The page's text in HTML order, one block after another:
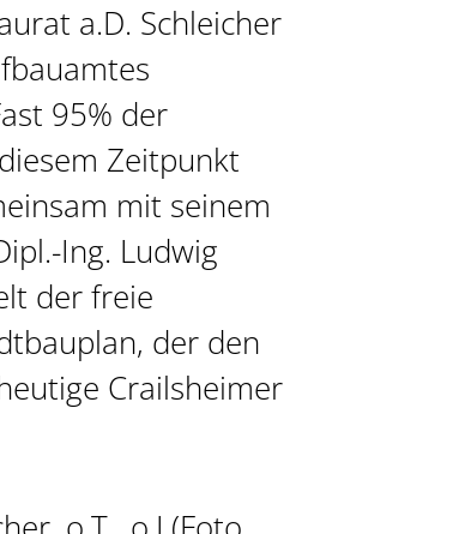
a.D. Schleicher
95% der
Zeitpunkt
mit seinem
Ing. Ludwig
der freie
der den
Crailsheimer